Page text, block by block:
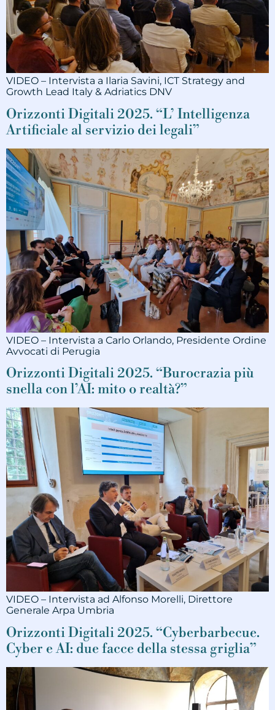
VIDEO – Intervista a Ilaria Savini, ICT Strategy and
Growth Lead Italy & Adriatics DNV
Orizzonti Digitali 2025. “L’ Intelligenza
Artificiale al servizio dei legali”
VIDEO – Intervista a Carlo Orlando, Presidente Ordine
Avvocati di Perugia
Orizzonti Digitali 2025. “Burocrazia più
snella con l’AI: mito o realtà?”
VIDEO – Intervista ad Alfonso Morelli, Direttore
Generale Arpa Umbria
Orizzonti Digitali 2025. “Cyberbarbecue.
Cyber e AI: due facce della stessa griglia”